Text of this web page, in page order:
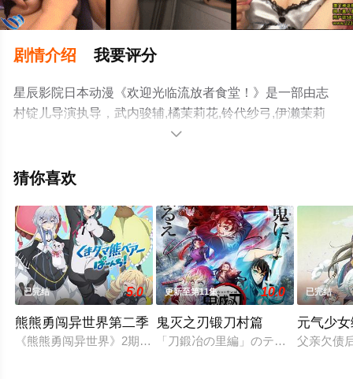
剧情介绍 我要评分
星辰影院日本动漫《欢迎光临流放者食堂！》是一部由志
村锭儿导演执导，武内骏辅,橘茉莉花,铃代纱弓,伊濑茉莉
也,松田飒水,铃木崚汰,安济知佳等演员精彩演绎的日本动
删减完整版动漫全集就上星辰电影网，更多相关信息可移

猜你喜欢
已完结 5.0
熊熊勇闯异世界第二季
《熊熊勇闯异世界》2期 制作决定！
更新至第11集 10.0
鬼灭之刃锻刀村篇
「刀鍛冶の里編」のテレビアニメ
已完结
元气少
父亲欠债